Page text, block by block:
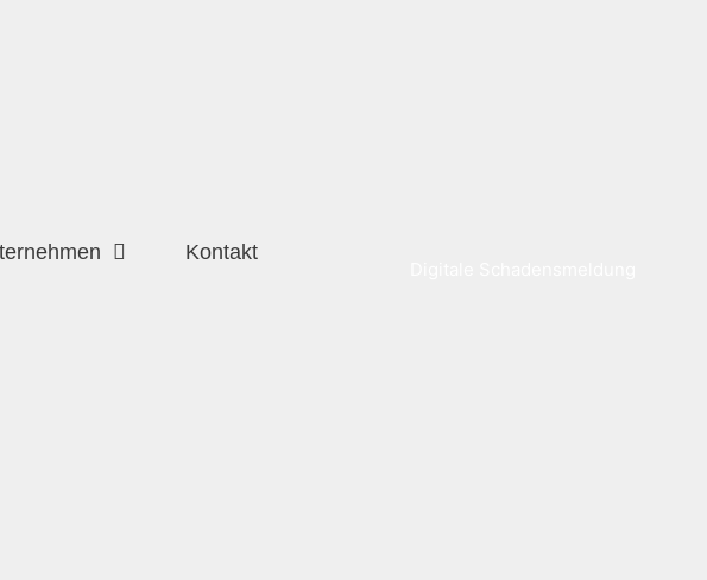
Kontakt